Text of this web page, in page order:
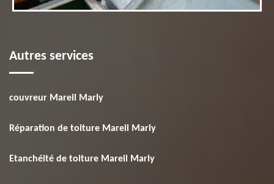
Autres services
couvreur Mareil Marly
Réparation de toiture Mareil Marly
Etanchéité de toiture Mareil Marly